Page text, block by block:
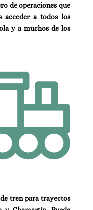
de operaciones que
acceder a todos los
y a muchos de los
tren para trayectos